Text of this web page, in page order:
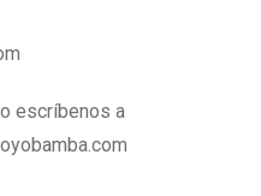
escríbenos a